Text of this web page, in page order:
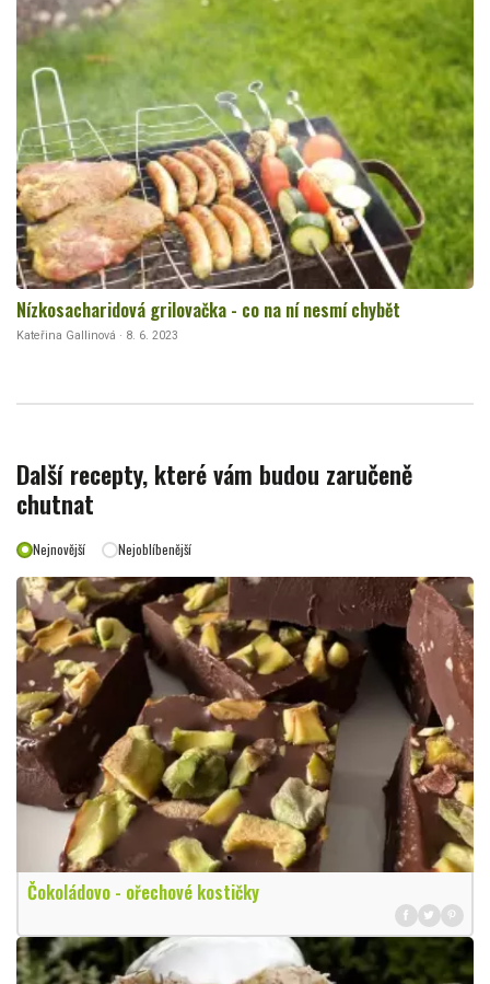
Nízkosacharidová grilovačka - co na ní nesmí chybět
Kateřina Gallinová · 8. 6. 2023
Další recepty, které vám budou zaručeně
chutnat
Nejnovější Nejoblíbenější
Čokoládovo - ořechové kostičky